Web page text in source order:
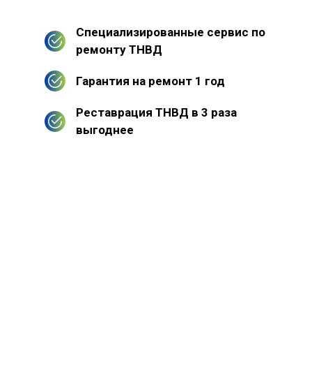
Специализированные сервис по
ремонту ТНВД
Гарантия на ремонт 1 год
Реставрация ТНВД в 3 раза
выгоднее